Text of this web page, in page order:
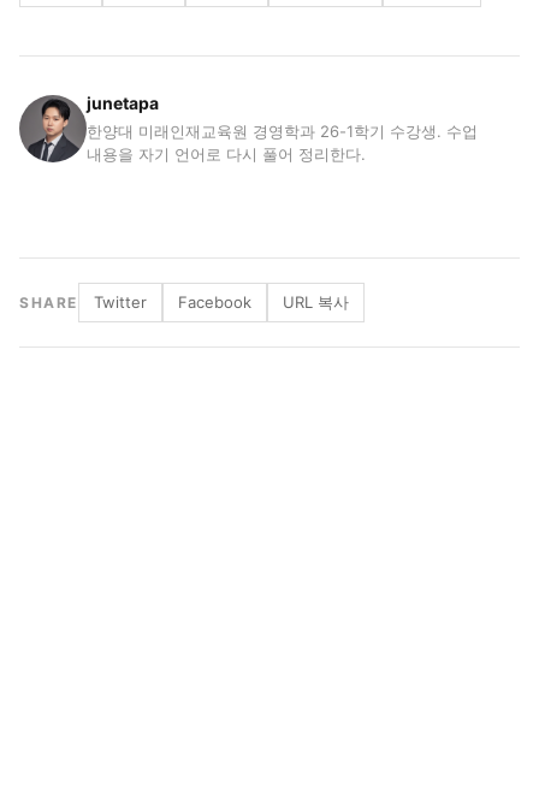
junetapa
한양대 미래인재교육원 경영학과 26-1학기 수강생. 수업
내용을 자기 언어로 다시 풀어 정리한다.
SHARE Twitter Facebook URL 복사